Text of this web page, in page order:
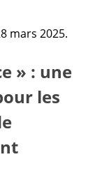
mars 2025.
» : une
les